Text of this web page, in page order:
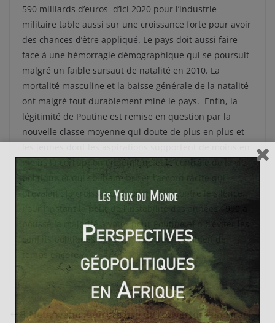
590 milliards d’euros d’ici 2020 pour l’industrie
militaire table aussi sur une croissance forte pour avoir
des chances d’être appliqué. Le pays doit aussi faire
face à une hémorragie démographique qui se poursuit
malgré un faible sursaut de natalité en 2010. La
mortalité masculine et la baisse générale de la natalité
ont malgré tout durablement miné le pays. Enfin, la
légitimité de Poutine est remise en question par la
nouvelle classe moyenne qui doute de plus en plus et
moins la corruption endémique et le contrôle de la vie
politique et qui souhaite briser l’accord tacite qui
prévalait : la croissance économique contre le silence.
Pour l’instant la peur de l’instabilité des années 1990 a
poussé la majorité à voter pour Poutine afin d’éviter les
conflits politiques ouverts. Mais pour combien de
temps encore ?
B.Netanyahu joue la carte de l’ouverture en Israël